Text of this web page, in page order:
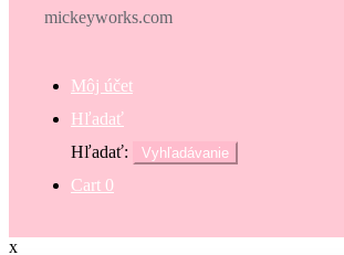
mickeyworks.com
Môj účet
Hľadať
Hľadať:
Vyhľadávanie
Cart 0
x